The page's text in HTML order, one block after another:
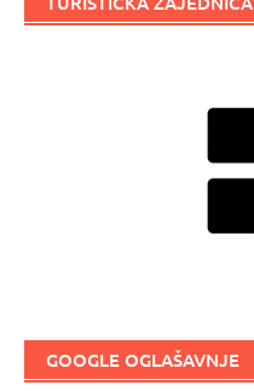
GOOGLE OGLAŠAVNJE